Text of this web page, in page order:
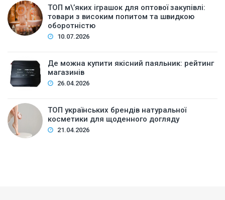
ТОП м\’яких іграшок для оптової закупівлі:
товари з високим попитом та швидкою
оборотністю
10.07.2026
Де можна купити якісний паяльник: рейтинг
магазинів
26.04.2026
ТОП українських брендів натуральної
косметики для щоденного догляду
21.04.2026